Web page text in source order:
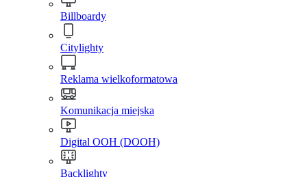
Billboardy
Citylighty
Reklama wielkoformatowa
Komunikacja miejska
Digital OOH (DOOH)
Backlighty